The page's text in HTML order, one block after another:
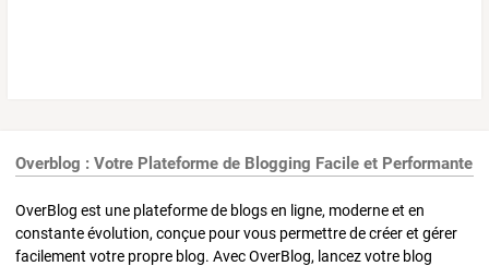
Overblog : Votre Plateforme de Blogging Facile et Performante
OverBlog est une plateforme de blogs en ligne, moderne et en
constante évolution, conçue pour vous permettre de créer et gérer
facilement votre propre blog. Avec OverBlog, lancez votre blog